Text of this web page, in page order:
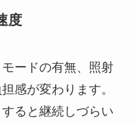
度
ードの有無、照射
感が変わります。
ると継続しづらい